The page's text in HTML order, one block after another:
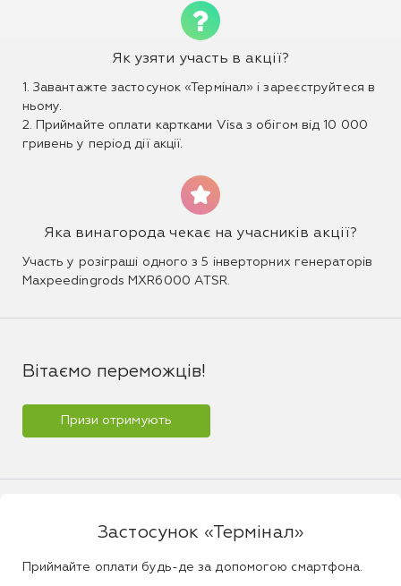
Як узяти участь в акції?
1. Завантажте застосунок «Термінал» і зареєструйтеся в
ньому.
2. Приймайте оплати картками Visa з обігом від 10 000
гривень у період дії акції.
Яка винагорода чекає на учасників акції?
Участь у розіграші одного з 5 інверторних генераторів
Maxpeedingrods MXR6000 ATSR.
Вітаємо переможців!
Призи отримують
Застосунок «Термінал»
Приймайте оплати будь-де за допомогою смартфона.